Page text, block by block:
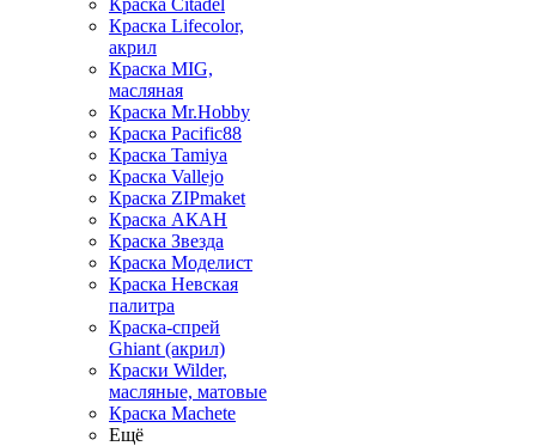
Краска Citadel
Краска Lifecolor,
акрил
Краска MIG,
масляная
Краска Mr.Hobby
Краска Pacific88
Краска Tamiya
Краска Vallejo
Краска ZIPmaket
Краска АКАН
Краска Звезда
Краска Моделист
Краска Невская
палитра
Краска-спрей
Ghiant (акрил)
Краски Wilder,
масляные, матовые
Краска Machete
Ещё